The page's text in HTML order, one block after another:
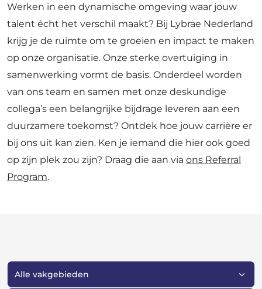
Werken in een dynamische omgeving waar jouw
talent écht het verschil maakt? Bij Lybrae Nederland
krijg je de ruimte om te groeien en impact te maken
op onze organisatie. Onze sterke overtuiging in
samenwerking vormt de basis. Onderdeel worden
van ons team en samen met onze deskundige
collega’s een belangrijke bijdrage leveren aan een
duurzamere toekomst? Ontdek hoe jouw carrière er
bij ons uit kan zien. Ken je iemand die hier ook goed
op zijn plek zou zijn? Draag die aan via ons Referral
Program.
Filter op vakgebied
Filter op regio